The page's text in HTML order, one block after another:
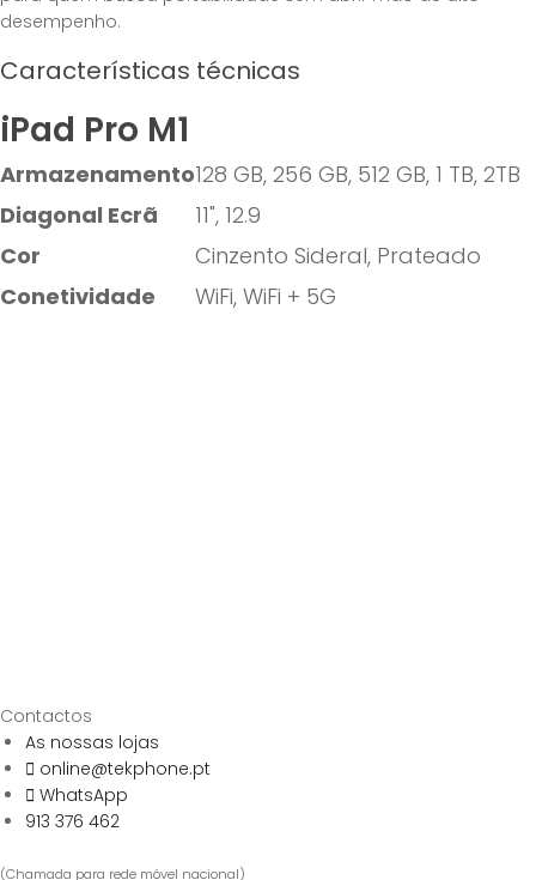
desempenho.
Características técnicas
iPad Pro M1
Armazenamento128 GB, 256 GB, 512 GB, 1 TB, 2TB
Diagonal Ecrã
11", 12.9
Cor
Cinzento Sideral, Prateado
Conetividade
WiFi, WiFi + 5G
Contactos
As nossas lojas
online@tekphone.pt
WhatsApp
913 376 462
(Chamada para rede móvel nacional)